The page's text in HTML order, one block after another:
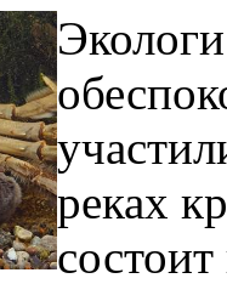
реках